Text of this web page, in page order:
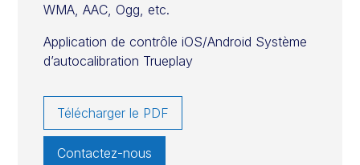
WMA, AAC, Ogg, etc.
Application de contrôle iOS/Android Système
d’autocalibration Trueplay
Télécharger le PDF
Contactez-nous